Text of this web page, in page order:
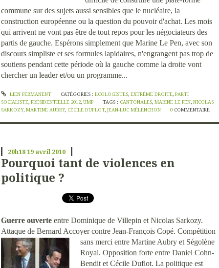
commune sur des sujets aussi sensibles que le nucléaire, la
construction européenne ou la question du pouvoir d'achat. Les mois
qui arrivent ne vont pas être de tout repos pour les négociateurs des
partis de gauche. Espérons simplement que Marine Le Pen, avec son
discours simpliste et ses formules lapidaires, n'engrangent pas trop de
soutiens pendant cette période où la gauche comme la droite vont
chercher un leader et/ou un programme...
LIEN PERMANENT CATÉGORIES : ECOLOGISTES, EXTRÊME DROITE, PARTI
SOCIALISTE, PRÉSIDENTIELLE 2012, UMP TAGS : CANTONALES,MARINE LE PEN,NICOLAS
SARKOZY, MARTINE AUBRY, CÉCILE DUFLOT, JEAN-LUC MÉLENCHON 0 COMMENTAIRE
20h1819 avril 2010
Pourquoi tant de violences en
politique ?
Guerre ouverte entre Dominique de Villepin et Nicolas Sarkozy.
Attaque de Bernard Accoyer contre Jean-François Copé. Compétition
sans merci entre Martine Aubry et Ségolène
Royal. Opposition forte entre Daniel Cohn-
Bendit et Cécile Duflot. La politique est